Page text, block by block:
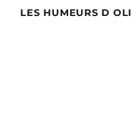
LES HUMEURS D OLI